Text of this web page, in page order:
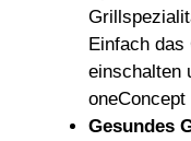
Einfach
einschalten
oneConcept
Gesundes